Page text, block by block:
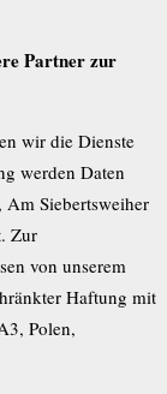
Partner zur
wir die Dienste
werden Daten
Siebertsweiher
Zur
von unserem
Haftung mit
Polen,